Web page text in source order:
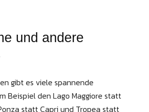
und andere
gibt es viele spannende
Beispiel den Lago Maggiore statt
statt Capri und Tropea statt